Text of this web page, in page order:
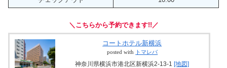
＼こちらから予約できます!!／
コートホテル新横浜
posted with トマレバ
神奈川県横浜市港北区新横浜2-13-1[地図]